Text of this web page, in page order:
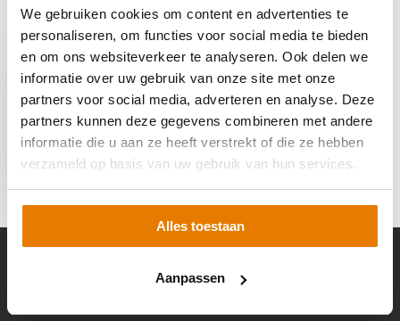
We gebruiken cookies om content en advertenties te
personaliseren, om functies voor social media te bieden
en om ons websiteverkeer te analyseren. Ook delen we
informatie over uw gebruik van onze site met onze
partners voor social media, adverteren en analyse. Deze
partners kunnen deze gegevens combineren met andere
informatie die u aan ze heeft verstrekt of die ze hebben
verzameld op basis van uw gebruik van hun services.
Alles toestaan
Aanpassen
Recent bekeken
Growatt APX Hv
Paralel Kabel
Klantenservice